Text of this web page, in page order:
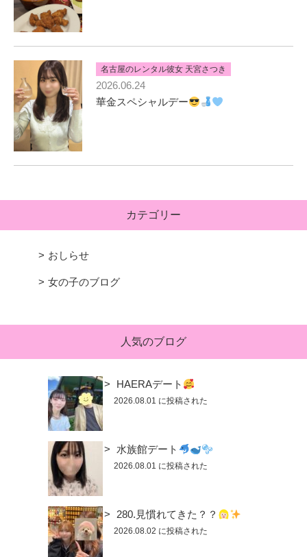
名古屋のレンタル彼女 天宮さつき
2026.06.24
華金スペシャルデー
カテゴリー
おしらせ
女の子のブログ
人気のブログ
HAERAデート
2026.08.01 に投稿された
水族館デート
2026.08.01 に投稿された
280.見慣れてきた？？
2026.08.02 に投稿された